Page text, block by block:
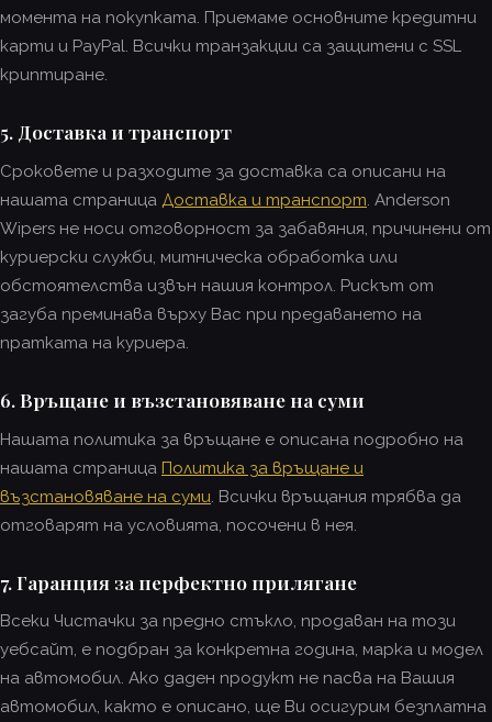
момента на покупката. Приемаме основните кредитни
карти и PayPal. Всички транзакции са защитени с SSL
криптиране.
5. Доставка и транспорт
Сроковете и разходите за доставка са описани на
нашата страница Доставка и транспорт. Anderson
Wipers не носи отговорност за забавяния, причинени от
куриерски служби, митническа обработка или
обстоятелства извън нашия контрол. Рискът от
загуба преминава върху Вас при предаването на
пратката на куриера.
6. Връщане и възстановяване на суми
Нашата политика за връщане е описана подробно на
нашата страница Политика за връщане и
възстановяване на суми . Всички връщания трябва да
отговарят на условията, посочени в нея.
7. Гаранция за перфектно прилягане
Всеки Чистачки за предно стъкло, продаван на този
уебсайт, е подбран за конкретна година, марка и модел
на автомобил. Ако даден продукт не пасва на Вашия
автомобил, както е описано, ще Ви осигурим безплатна